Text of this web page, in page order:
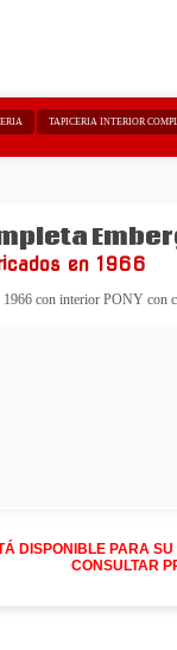
TAPICERIA INTERIOR
en 1966
con interior PONY con
DISPONIBLE PARA
CONSULTAR